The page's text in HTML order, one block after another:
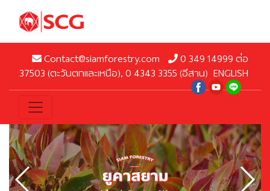
Contact@siamforestry.com
0 349 14999 ต่อ
37503 (ตะวันตกและเหนือ), 0 4343 3355 (อีสาน) ENGLISH